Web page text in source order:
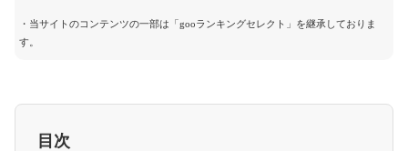
・当サイトのコンテンツの一部は「gooランキングセレクト」を継承しておりま
す。
目次